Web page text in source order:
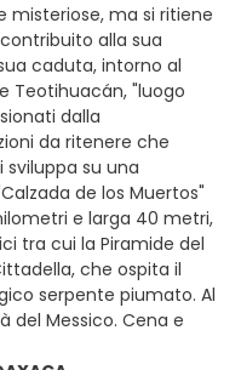
misteriose, ma si ritiene
alla sua
caduta, intorno al
Teotihuacán, "luogo
dalla
da ritenere che
sviluppa su una
de los Muertos"
e larga 40 metri,
tra cui la Piramide del
che ospita il
serpente piumato. Al
del Messico. Cena e